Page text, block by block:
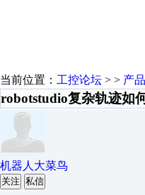
当前位置： 工控论坛 > > 产品
robotstudio复杂轨迹如
机器人大菜鸟
关注 私信